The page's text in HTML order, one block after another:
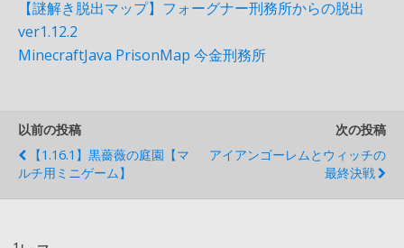
【謎解き脱出マップ】フォーグナー刑務所からの脱出
ver1.12.2
MinecraftJava PrisonMap 今金刑務所
以前の投稿
【1.16.1】黒薔薇の庭園【マ
ルチ用ミニゲーム】
次の投稿
アイアンゴーレムとウィッチの
最終決戦